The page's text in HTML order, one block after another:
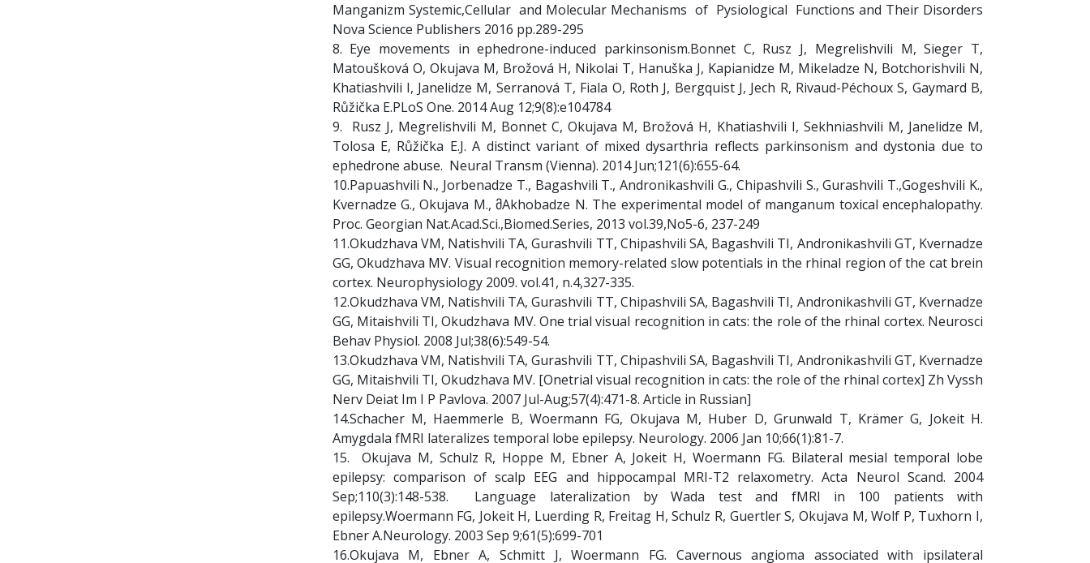
Manganizm Systemic,Cellular and Molecular Mechanisms of Pysiological Functions and Their Disorders
Nova Science Publishers 2016 pp.289-295
8. Eye movements in ephedrone-induced parkinsonism.Bonnet C, Rusz J, Megrelishvili M, Sieger T,
Matoušková O, Okujava M, Brožová H, Nikolai T, Hanuška J, Kapianidze M, Mikeladze N, Botchorishvili N,
Khatiashvili I, Janelidze M, Serranová T, Fiala O, Roth J, Bergquist J, Jech R, Rivaud-Péchoux S, Gaymard B,
Růžička E.PLoS One. 2014 Aug 12;9(8):e104784
9. Rusz J, Megrelishvili M, Bonnet C, Okujava M, Brožová H, Khatiashvili I, Sekhniashvili M, Janelidze M,
Tolosa E, Růžička E.J. A distinct variant of mixed dysarthria reflects parkinsonism and dystonia due to
ephedrone abuse. Neural Transm (Vienna). 2014 Jun;121(6):655-64.
10.Papuashvili N., Jorbenadze T., Bagashvili T., Andronikashvili G., Chipashvili S., Gurashvili T.,Gogeshvili K.,
Kvernadze G., Okujava M., მAkhobadze N. The experimental model of manganum toxical encephalopathy.
Proc. Georgian Nat.Acad.Sci.,Biomed.Series, 2013 vol.39,No5-6, 237-249
11.Okudzhava VM, Natishvili TA, Gurashvili TT, Chipashvili SA, Bagashvili TI, Andronikashvili GT, Kvernadze
GG, Okudzhava MV. Visual recognition memory-related slow potentials in the rhinal region of the cat brein
cortex. Neurophysiology 2009. vol.41, n.4,327-335.
12.Okudzhava VM, Natishvili TA, Gurashvili TT, Chipashvili SA, Bagashvili TI, Andronikashvili GT, Kvernadze
GG, Mitaishvili TI, Okudzhava MV. One trial visual recognition in cats: the role of the rhinal cortex. Neurosci
Behav Physiol. 2008 Jul;38(6):549-54.
13.Okudzhava VM, Natishvili TA, Gurashvili TT, Chipashvili SA, Bagashvili TI, Andronikashvili GT, Kvernadze
GG, Mitaishvili TI, Okudzhava MV. [Onetrial visual recognition in cats: the role of the rhinal cortex] Zh Vyssh
Nerv Deiat Im I P Pavlova. 2007 Jul-Aug;57(4):471-8. Article in Russian]
14.Schacher M, Haemmerle B, Woermann FG, Okujava M, Huber D, Grunwald T, Krämer G, Jokeit H.
Amygdala fMRI lateralizes temporal lobe epilepsy. Neurology. 2006 Jan 10;66(1):81-7.
15. Okujava M, Schulz R, Hoppe M, Ebner A, Jokeit H, Woermann FG. Bilateral mesial temporal lobe
epilepsy: comparison of scalp EEG and hippocampal MRI-T2 relaxometry. Acta Neurol Scand. 2004
Sep;110(3):148-538. Language lateralization by Wada test and fMRI in 100 patients with
epilepsy.Woermann FG, Jokeit H, Luerding R, Freitag H, Schulz R, Guertler S, Okujava M, Wolf P, Tuxhorn I,
Ebner A.Neurology. 2003 Sep 9;61(5):699-701
16.Okujava M, Ebner A, Schmitt J, Woermann FG. Cavernous angioma associated with ipsilateral